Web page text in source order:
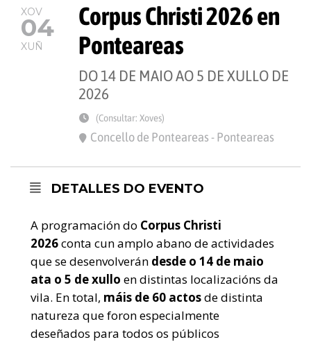
XOV
04
XUÑ
Corpus Christi 2026 en
Ponteareas
DO 14 DE MAIO AO 5 DE XULLO DE
2026
(Consultar: Xoves)
Concello de Ponteareas - Ponteareas
DETALLES DO EVENTO
A programación do Corpus Christi
2026conta cun amplo abano de actividades
que se desenvolverán desde o 14 de maio
ata o 5 de xullo en distintas localizacións da
vila. En total, máis de 60 actosde distinta
natureza que foron especialmente
deseñados para todos os públicos